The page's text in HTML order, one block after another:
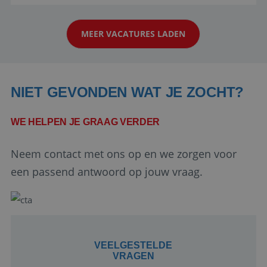
werken: of het nu gaat om vragen ...
MEER VACATURES LADEN
NIET GEVONDEN WAT JE ZOCHT?
WE HELPEN JE GRAAG VERDER
Neem contact met ons op en we zorgen voor
een passend antwoord op jouw vraag.
VEELGESTELDE
VRAGEN
Google Privacy Policy